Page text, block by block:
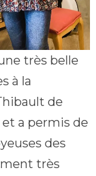
très belle
à la
de
et a permis de
des
très